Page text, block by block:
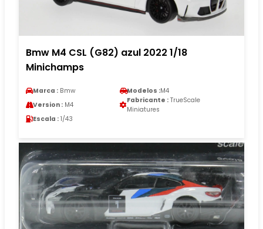
Bmw M4 CSL (G82) azul 2022 1/18
Minichamps
Marca : Bmw Modelos :M4
Version : M4
Fabricante : TrueScale
Miniatures
Escala : 1/43